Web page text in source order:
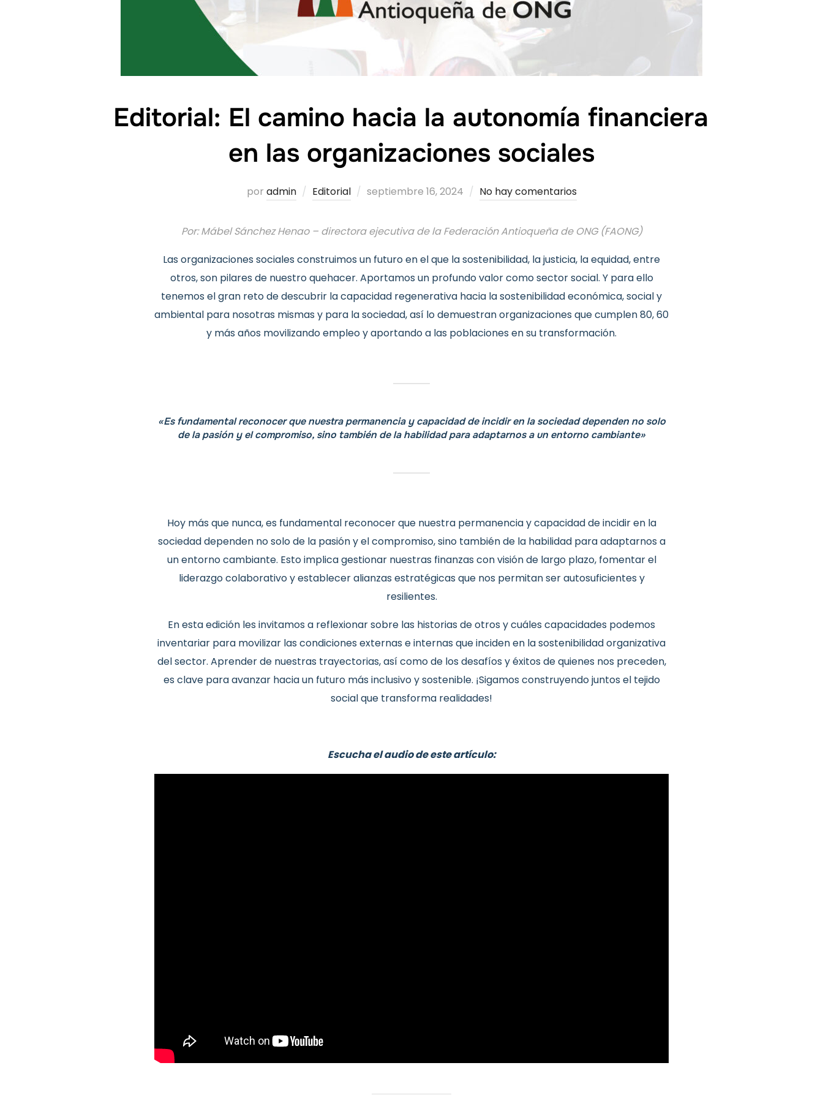
Editorial: El camino hacia la autonomía financiera
en las organizaciones sociales
por admin Editorial
Publicado
septiembre 16, 2024 No hay comentarios
Por: Mábel Sánchez Henao – directora ejecutiva de la Federación Antioqueña de ONG (FAONG)
Las organizaciones sociales construimos un futuro en el que la sostenibilidad, la justicia, la equidad, entre
otros, son pilares de nuestro quehacer. Aportamos un profundo valor como sector social. Y para ello
tenemos el gran reto de descubrir la capacidad regenerativa hacia la sostenibilidad económica, social y
ambiental para nosotras mismas y para la sociedad, así lo demuestran organizaciones que cumplen 80, 60
y más años movilizando empleo y aportando a las poblaciones en su transformación.
«Es fundamental reconocer que nuestra permanencia y capacidad de incidir en la sociedad dependen no solo
de la pasión y el compromiso, sino también de la habilidad para adaptarnos a un entorno cambiante»
Hoy más que nunca, es fundamental reconocer que nuestra permanencia y capacidad de incidir en la
sociedad dependen no solo de la pasión y el compromiso, sino también de la habilidad para adaptarnos a
un entorno cambiante. Esto implica gestionar nuestras finanzas con visión de largo plazo, fomentar el
liderazgo colaborativo y establecer alianzas estratégicas que nos permitan ser autosuficientes y
resilientes.
En esta edición les invitamos a reflexionar sobre las historias de otros y cuáles capacidades podemos
inventariar para movilizar las condiciones externas e internas que inciden en la sostenibilidad organizativa
del sector. Aprender de nuestras trayectorias, así como de los desafíos y éxitos de quienes nos preceden,
es clave para avanzar hacia un futuro más inclusivo y sostenible. ¡Sigamos construyendo juntos el tejido
social que transforma realidades!
Escucha el audio de este artículo: